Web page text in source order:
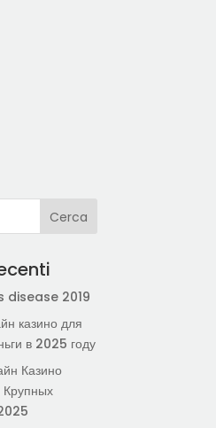
disease 2019
казино для
в 2025 году
Казино